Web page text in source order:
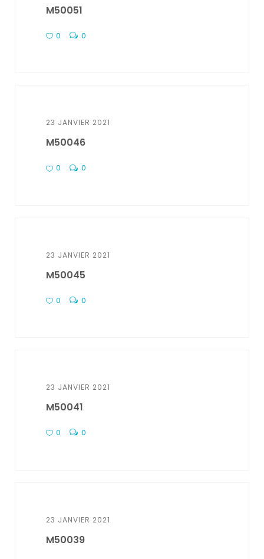
M50051
0 0
23 JANVIER 2021
M50046
0 0
23 JANVIER 2021
M50045
0 0
23 JANVIER 2021
M50041
0 0
23 JANVIER 2021
M50039